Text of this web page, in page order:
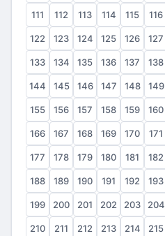
111 112 113 114 115 116
122 123 124 125 126 127
133 134 135 136 137 138
144 145 146 147 148 149
155 156 157 158 159 160
166 167 168 169 170 171
177 178 179 180 181 182
188 189 190 191 192 193
199 200 201 202 203 204
210 211 212 213 214 215